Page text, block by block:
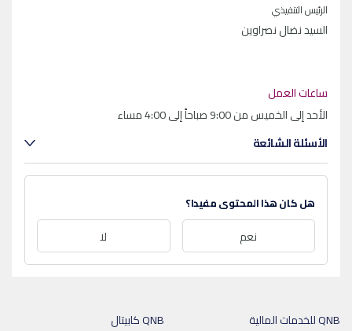
الرئيس التنفيذي
السيد نضال نصراوين
ساعات العمل
الأحد إلى الخميس من 9:00 صباحاً إلى 4:00 مساء
الأسئلة الشائعة
هل كان هذا المحتوى مفيدا؟
نعم لا
QNB كابيتال
QNB للخدمات المالية